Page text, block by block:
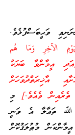
ވަޙީބަސްފުޅެވެ.
الآخِرِ وَمَا هُم
8) މާނައީ: [އަދި އީމާންވާ ބަޔަކު
އާޚިރަތްދުވަހަށް
ތެރެއިން ވެއެވެ.] މި
ﷲ ތަޢާލާ އެ ވަނީ
މުޠުލަޤުކޮށް